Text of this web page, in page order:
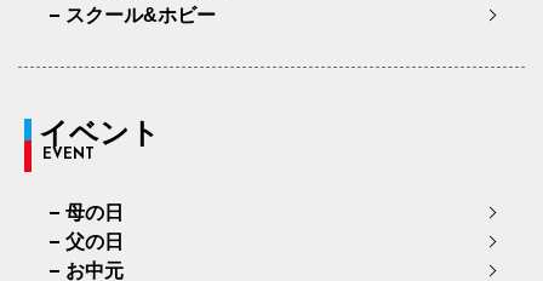
スクール&ホビー
イベント
EVENT
母の日
父の日
お中元